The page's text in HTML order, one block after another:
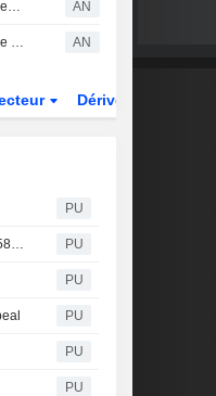
Les bourses européennes attendues en hausse pour la première séance d'août AN
Les bourses européennes terminent le mois de juillet en hausse ; Amplifon porte le MIB AN
Dérivés
PU
Aeffe S p A : Information to the market pursuant to art.114 paragraph 5 D.lgs 58-98 PU
PU
PU
PU
PU